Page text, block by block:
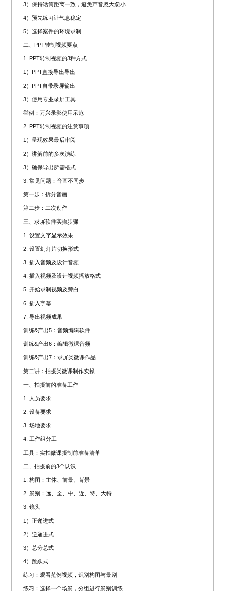
3）保持话筒距离一致，避免声音忽大忽小
4）预先练习让气息稳定
5）选择案件的环境录制
二、PPT转制视频要点
1. PPT转制视频的3种方式
1）PPT直接导出导出
2）PPT自带录屏输出
3）使用专业录屏工具
举例：万兴录影使用示范
2. PPT转制视频的注意事项
1）呈现效果最后审阅
2）讲解前的多次演练
3）确保导出所需格式
3. 常见问题：音画不同步
第一步：拆分音画
第二步：二次创作
三、录屏软件实操步骤
1. 设置文字显示效果
2. 设置幻灯片切换形式
3. 插入音频及设计音频
4. 插入视频及设计视频播放格式
5. 开始录制视频及旁白
6. 插入字幕
7. 导出视频成果
训练&产出5：音频编辑软件
训练&产出6：编辑微课音频
训练&产出7：录屏类微课作品
第二讲：拍摄类微课制作实操
一、拍摄前的准备工作
1. 人员要求
2. 设备要求
3. 场地要求
4. 工作组分工
工具：实拍微课摄制前准备清单
二、拍摄前的3个认识
1. 构图：主体、前景、背景
2. 景别：远、全、中、近、特、大特
3. 镜头
1）正递进式
2）逆递进式
3）总分总式
4）跳跃式
练习：观看范例视频，识别构图与景别
练习：选择一个场景，分组进行景别训练